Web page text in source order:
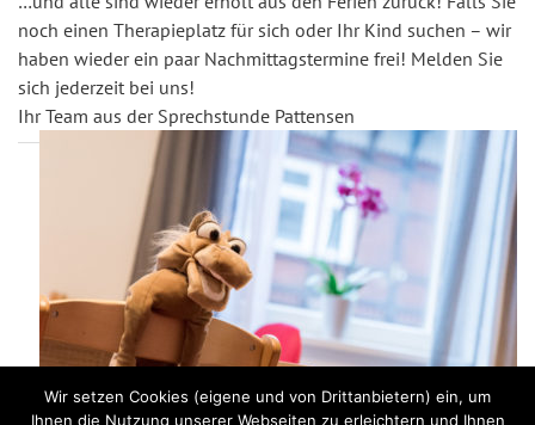
noch einen Therapieplatz für sich oder Ihr Kind suchen – wir
haben wieder ein paar Nachmittagstermine frei! Melden Sie
sich jederzeit bei uns!
Ihr Team aus der Sprechstunde Pattensen
Wir setzen Cookies (eigene und von Drittanbietern) ein, um
Ihnen die Nutzung unserer Webseiten zu erleichtern und Ihnen